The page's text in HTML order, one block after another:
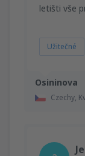
Osininova
Czechy,
letišti vše
Užitečné